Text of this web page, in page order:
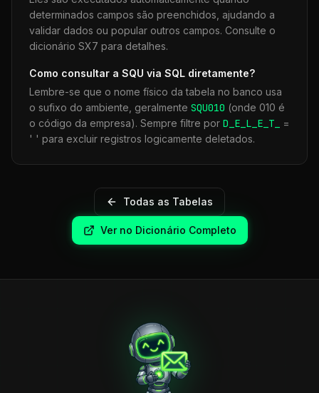
determinados campos são preenchidos, ajudando a
validar dados ou popular outros campos. Consulte o
dicionário SX7 para detalhes.
Como consultar a SQU via SQL diretamente?
Lembre-se que o nome físico da tabela no banco usa
o sufixo do ambiente, geralmente SQU010 (onde 010 é
o código da empresa). Sempre filtre por D_E_L_E_T_
=
' ' para excluir registros logicamente deletados.
Todas as Tabelas
Ver no Dicionário Completo